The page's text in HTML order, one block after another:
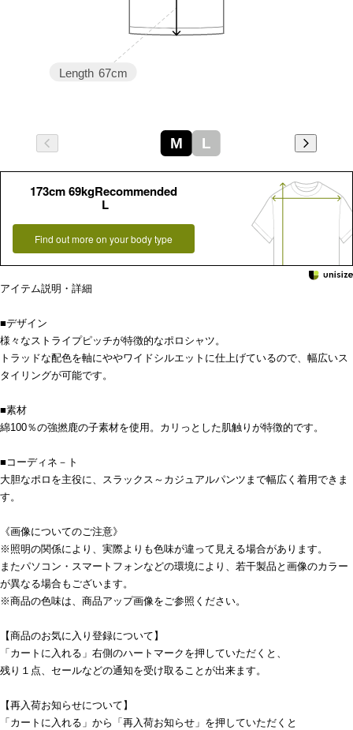
Length 67cm
M L
173cm 69kgRecommended
L
Find out more on your body type
アイテム説明・詳細
■デザイン
様々なストライプピッチが特徴的なポロシャツ。
トラッドな配色を軸にややワイドシルエットに仕上げているので、幅広いス
タイリングが可能です。
■素材
綿100％の強撚鹿の子素材を使用。カリっとした肌触りが特徴的です。
■コーディネ－ト
大胆なポロを主役に、スラックス～カジュアルパンツまで幅広く着用できま
す。
《画像についてのご注意》
※照明の関係により、実際よりも色味が違って見える場合があります。
またパソコン・スマートフォンなどの環境により、若干製品と画像のカラー
が異なる場合もございます。
※商品の色味は、商品アップ画像をご参照ください。
【商品のお気に入り登録について】
「カートに入れる」右側のハートマークを押していただくと、
残り１点、セールなどの通知を受け取ることが出来ます。
【再入荷お知らせについて】
「カートに入れる」から「再入荷お知らせ」を押していただくと